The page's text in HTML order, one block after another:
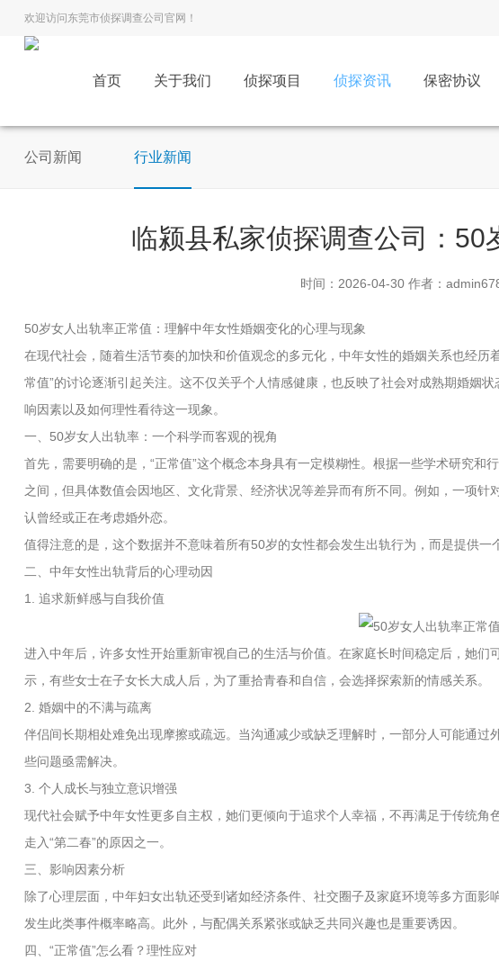
欢迎访问东莞市侦探调查公司官网！
首页 关于我们 侦探项目 侦探资讯 保密协议
公司新闻 行业新闻
临颍县私家侦探调查公司：50
时间：2026-04-30作者：
50岁女人出轨率正常值：理解中年女性婚姻变化的心理与现象
在现代社会，随着生活节奏的加快和价值观念的多元化，中年女性的婚姻关系也经历
常值”的讨论逐渐引起关注。这不仅关乎个人情感健康，也反映了社会对成熟期婚姻
响因素以及如何理性看待这一现象。
一、50岁女人出轨率：一个科学而客观的视角
首先，需要明确的是，“正常值”这个概念本身具有一定模糊性。根据一些学术研究和
之间，但具体数值会因地区、文化背景、经济状况等差异而有所不同。例如，一项
认曾经或正在考虑婚外恋。
值得注意的是，这个数据并不意味着所有50岁的女性都会发生出轨行为，而是提供一
二、中年女性出轨背后的心理动因
1. 追求新鲜感与自我价值
进入中年后，许多女性开始重新审视自己的生活与价值。在家庭长时间稳定后，她
示，有些女士在子女长大成人后，为了重拾青春和自信，会选择探索新的情感关系。
2. 婚姻中的不满与疏离
伴侣间长期相处难免出现摩擦或疏远。当沟通减少或缺乏理解时，一部分人可能通
些问题亟需解决。
3. 个人成长与独立意识增强
现代社会赋予中年女性更多自主权，她们更倾向于追求个人幸福，不再满足于传统
走入“第二春”的原因之一。
三、影响因素分析
除了心理层面，中年妇女出轨还受到诸如经济条件、社交圈子及家庭环境等多方面影
发生此类事件概率略高。此外，与配偶关系紧张或缺乏共同兴趣也是重要诱因。
四、“正常值”怎么看？理性应对